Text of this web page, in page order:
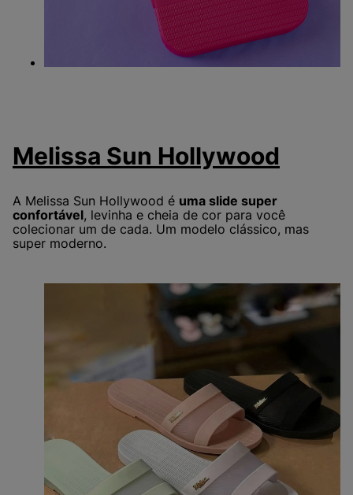
Melissa Sun Hollywood
A Melissa Sun Hollywood é uma slide super
confortável, levinha e cheia de cor para você
colecionar um de cada. Um modelo clássico, mas
super moderno.